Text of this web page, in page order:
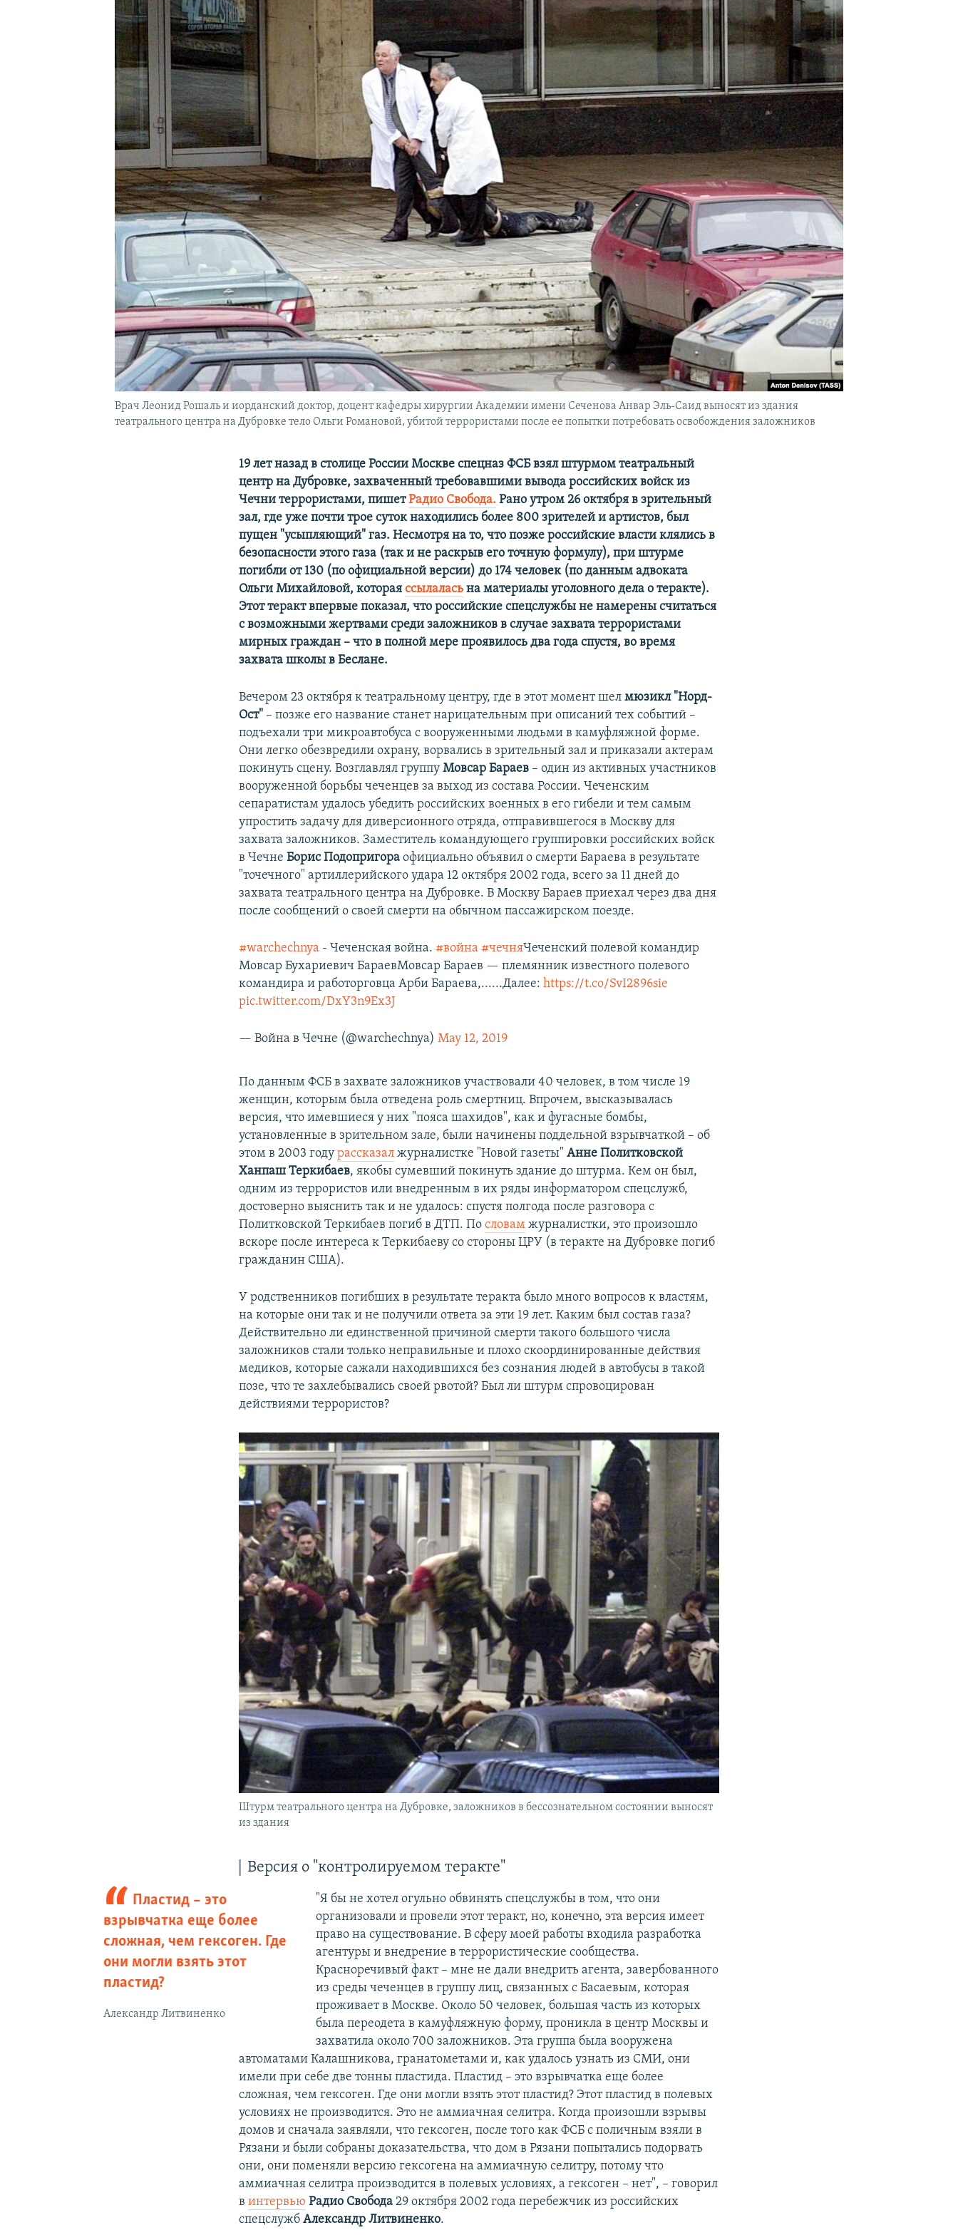
КРЫМ.НЕПОКОРЕННЫЙ
УКРАИНСКАЯ ПРОБЛЕМА КРЫМА
Врач Леонид Рошаль и иорданский доктор, доцент кафедры хирургии Академии имени Сеченова Анвар Эль-Саид выносят из здания
театрального центра на Дубровке тело Ольги Романовой, убитой террористами после ее попытки потребовать освобождения заложников
19 лет назад в столице России Москве спецназ ФСБ взял штурмом театральный
центр на Дубровке, захваченный требовавшими вывода российских войск из
Чечни террористами, пишетРадио Свобода. Рано утром 26 октября в зрительный
зал, где уже почти трое суток находились более 800 зрителей и артистов, был
пущен "усыпляющий" газ. Несмотря на то, что позже российские власти клялись в
безопасности этого газа (так и не раскрыв его точную формулу), при штурме
погибли от 130 (по официальной версии) до 174 человек (по данным адвоката
Ольги Михайловой, котораяссылалась на материалы уголовного дела о теракте).
Этот теракт впервые показал, что российские спецслужбы не намерены считаться
с возможными жертвами среди заложников в случае захвата террористами
мирных граждан – что в полной мере проявилось два года спустя, во время
захвата школы в Беслане.
Вечером 23 октября к театральному центру, где в этот момент шелмюзикл "Норд-
Ост" – позже его название станет нарицательным при описаний тех событий –
подъехали три микроавтобуса с вооруженными людьми в камуфляжной форме.
Они легко обезвредили охрану, ворвались в зрительный зал и приказали актерам
покинуть сцену. Возглавлял группу Мовсар Бараев – один из активных участников
вооруженной борьбы чеченцев за выход из состава России. Чеченским
сепаратистам удалось убедить российских военных в его гибели и тем самым
упростить задачу для диверсионного отряда, отправившегося в Москву для
захвата заложников. Заместитель командующего группировки российских войск
в ЧечнеБорис Подопригораофициально объявил о смерти Бараева в результате
"точечного" артиллерийского удара 12 октября 2002 года, всего за 11 дней до
захвата театрального центра на Дубровке. В Москву Бараев приехал через два дня
после сообщений о своей смерти на обычном пассажирском поезде.
#warchechnya - Чеченская война. #война #чечняЧеченский полевой командир
Мовсар Бухариевич БараевМовсар Бараев — племянник известного полевого
командира и работорговца Арби Бараева,......Далее:https://t.co/SvI2896sie
pic.twitter.com/DxY3n9Ex3J
— Война в Чечне (@warchechnya)May 12, 2019
По данным ФСБ в захвате заложников участвовали 40 человек, в том числе 19
женщин, которым была отведена роль смертниц. Впрочем, высказывалась
версия, что имевшиеся у них "пояса шахидов", как и фугасные бомбы,
установленные в зрительном зале, были начинены поддельной взрывчаткой – об
этом в 2003 годурассказал журналистке "Новой газеты"Анне Политковской
Ханпаш Теркибаев, якобы сумевший покинуть здание до штурма. Кем он был,
одним из террористов или внедренным в их ряды информатором спецслужб,
достоверно выяснить так и не удалось: спустя полгода после разговора с
Политковской Теркибаев погиб в ДТП. Пословам журналистки, это произошло
вскоре после интереса к Теркибаеву со стороны ЦРУ (в теракте на Дубровке погиб
гражданин США).
У родственников погибших в результате теракта было много вопросов к властям,
на которые они так и не получили ответа за эти 19 лет. Каким был состав газа?
Действительно ли единственной причиной смерти такого большого числа
заложников стали только неправильные и плохо скоординированные действия
медиков, которые сажали находившихся без сознания людей в автобусы в такой
позе, что те захлебывались своей рвотой? Был ли штурм спровоцирован
действиями террористов?
Штурм театрального центра на Дубровке, заложников в бессознательном состоянии выносят
из здания
Версия о "контролируемом теракте"
Пластид – это
взрывчатка еще более
сложная, чем гексоген. Где
они могли взять этот
пластид?
Александр Литвиненко
"Я бы не хотел огульно обвинять спецслужбы в том, что они
организовали и провели этот теракт, но, конечно, эта версия имеет
право на существование. В сферу моей работы входила разработка
агентуры и внедрение в террористические сообщества.
Красноречивый факт – мне не дали внедрить агента, завербованного
из среды чеченцев в группу лиц, связанных с Басаевым, которая
проживает в Москве. Около 50 человек, большая часть из которых
была переодета в камуфляжную форму, проникла в центр Москвы и
захватила около 700 заложников. Эта группа была вооружена
автоматами Калашникова, гранатометами и, как удалось узнать из СМИ, они
имели при себе две тонны пластида. Пластид – это взрывчатка еще более
сложная, чем гексоген. Где они могли взять этот пластид? Этот пластид в полевых
условиях не производится. Это не аммиачная селитра. Когда произошли взрывы
домов и сначала заявляли, что гексоген, после того как ФСБ с поличным взяли в
Рязани и были собраны доказательства, что дом в Рязани попытались подорвать
они, они поменяли версию гексогена на аммиачную селитру, потому что
аммиачная селитра производится в полевых условиях, а гексоген – нет", – говорил
винтервью Радио Свобода 29 октября 2002 года перебежчик из российских
спецслужбАлександр Литвиненко.